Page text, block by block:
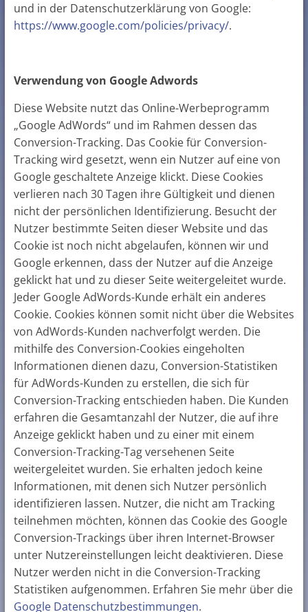
und in der Datenschutzerklärung von Google:
https://www.google.com/policies/privacy/.
Verwendung von Google Adwords
Diese Website nutzt das Online-Werbeprogramm
„Google AdWords“ und im Rahmen dessen das
Conversion-Tracking. Das Cookie für Conversion-
Tracking wird gesetzt, wenn ein Nutzer auf eine von
Google geschaltete Anzeige klickt. Diese Cookies
verlieren nach 30 Tagen ihre Gültigkeit und dienen
nicht der persönlichen Identifizierung. Besucht der
Nutzer bestimmte Seiten dieser Website und das
Cookie ist noch nicht abgelaufen, können wir und
Google erkennen, dass der Nutzer auf die Anzeige
geklickt hat und zu dieser Seite weitergeleitet wurde.
Jeder Google AdWords-Kunde erhält ein anderes
Cookie. Cookies können somit nicht über die Websites
von AdWords-Kunden nachverfolgt werden. Die
mithilfe des Conversion-Cookies eingeholten
Informationen dienen dazu, Conversion-Statistiken
für AdWords-Kunden zu erstellen, die sich für
Conversion-Tracking entschieden haben. Die Kunden
erfahren die Gesamtanzahl der Nutzer, die auf ihre
Anzeige geklickt haben und zu einer mit einem
Conversion-Tracking-Tag versehenen Seite
weitergeleitet wurden. Sie erhalten jedoch keine
Informationen, mit denen sich Nutzer persönlich
identifizieren lassen. Nutzer, die nicht am Tracking
teilnehmen möchten, können das Cookie des Google
Conversion-Trackings über ihren Internet-Browser
unter Nutzereinstellungen leicht deaktivieren. Diese
Nutzer werden nicht in die Conversion-Tracking
Statistiken aufgenommen. Erfahren Sie mehr über die
Google Datenschutzbestimmungen.